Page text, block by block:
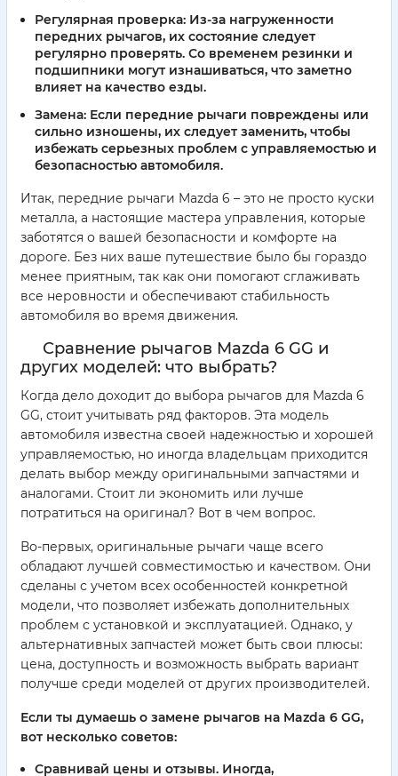
Регулярная проверка: Из-за нагруженности
передних рычагов, их состояние следует
регулярно проверять. Со временем резинки и
подшипники могут изнашиваться, что заметно
влияет на качество езды.
Замена: Если передние рычаги повреждены или
сильно изношены, их следует заменить, чтобы
избежать серьезных проблем с управляемостью и
безопасностью автомобиля.
Итак, передние рычаги Mazda 6 – это не просто куски
металла, а настоящие мастера управления, которые
заботятся о вашей безопасности и комфорте на
дороге. Без них ваше путешествие было бы гораздо
менее приятным, так как они помогают сглаживать
все неровности и обеспечивают стабильность
автомобиля во время движения.
Сравнение рычагов Mazda 6 GG и
других моделей: что выбрать?
Когда дело доходит до выбора рычагов для Mazda 6
GG, стоит учитывать ряд факторов. Эта модель
автомобиля известна своей надежностью и хорошей
управляемостью, но иногда владельцам приходится
делать выбор между оригинальными запчастями и
аналогами. Стоит ли экономить или лучше
потратиться на оригинал? Вот в чем вопрос.
Во-первых, оригинальные рычаги чаще всего
обладают лучшей совместимостью и качеством. Они
сделаны с учетом всех особенностей конкретной
модели, что позволяет избежать дополнительных
проблем с установкой и эксплуатацией. Однако, у
альтернативных запчастей может быть свои плюсы:
цена, доступность и возможность выбрать вариант
получше среди моделей от других производителей.
Если ты думаешь о замене рычагов на Mazda 6 GG,
вот несколько советов:
Сравнивай цены и отзывы. Иногда,